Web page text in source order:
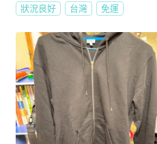
狀況良好 台灣 免運